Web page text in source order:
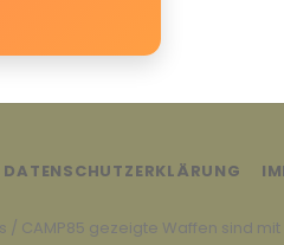
DATENSCHUTZERKLÄRUNG
/ CAMP85 gezeigte Waffen sind